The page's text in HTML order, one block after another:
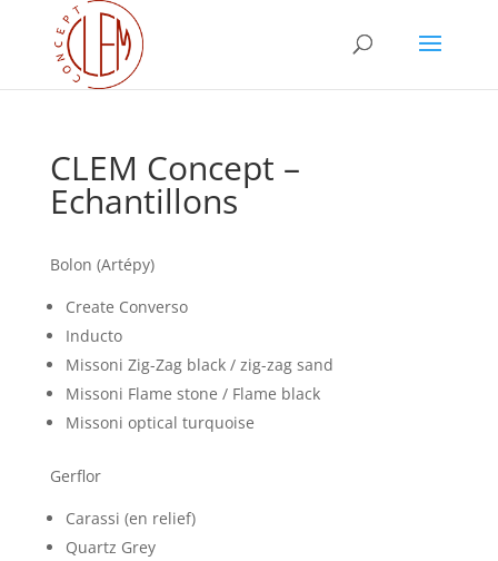
CLEM Concept –
Echantillons
Bolon (Artépy)
Create Converso
Inducto
Missoni Zig-Zag black / zig-zag sand
Missoni Flame stone / Flame black
Missoni optical turquoise
Gerflor
Carassi (en relief)
Quartz Grey